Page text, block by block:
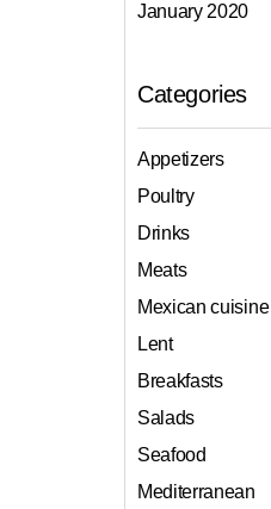
January 2020
Categories
Appetizers
Poultry
Drinks
Meats
Mexican cuisine
Lent
Breakfasts
Salads
Seafood
Mediterranean